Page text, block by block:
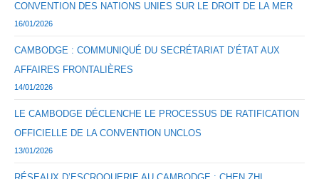
CONVENTION DES NATIONS UNIES SUR LE DROIT DE LA MER
16/01/2026
CAMBODGE : COMMUNIQUÉ DU SECRÉTARIAT D’ÉTAT AUX
AFFAIRES FRONTALIÈRES
14/01/2026
LE CAMBODGE DÉCLENCHE LE PROCESSUS DE RATIFICATION
OFFICIELLE DE LA CONVENTION UNCLOS
13/01/2026